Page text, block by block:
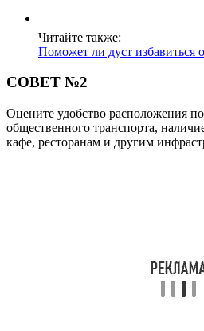
Читайте также:
Поможет ли дуст избавиться
СОВЕТ №2
Оцените удобство расположения
общественного транспорта,
кафе, ресторанам и другим